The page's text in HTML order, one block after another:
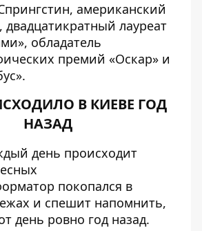
американский
двадцатикратный лауреат
обладатель
премий «Оскар» и
В КИЕВЕ ГОД
НАЗАД
день происходит
покопался в
и спешит напомнить,
день ровно год назад.